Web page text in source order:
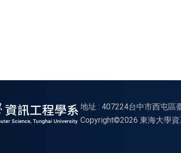
地址 : 407224台中市西屯區
Copyright©2026 東海大學資